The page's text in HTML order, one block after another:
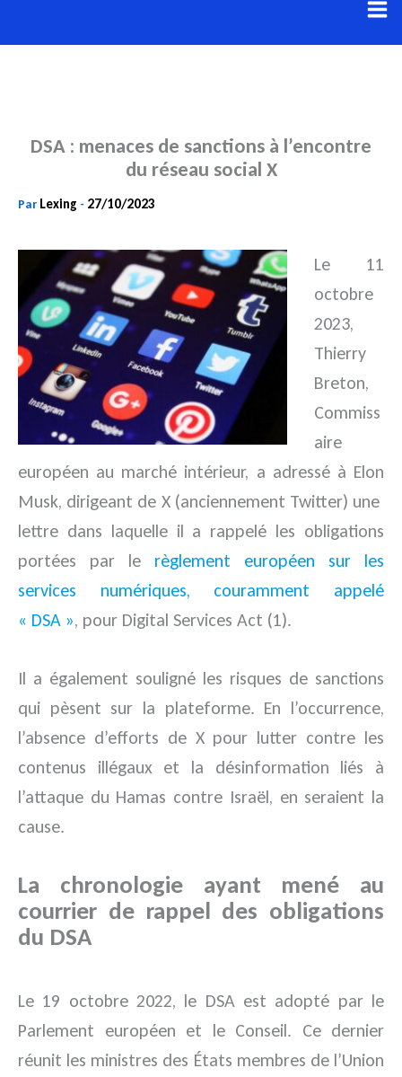
au
DSA : menaces de sanctions à l’encontre
du réseau social X
Par Lexing - 27/10/2023
Le 11
octobre
2023,
Thierry
Breton,
Commiss
aire
européen au marché intérieur, a adressé à Elon
Musk, dirigeant de X (anciennement Twitter) une
lettre dans laquelle il a rappelé les obligations
portées par le règlement européen sur les
services numériques, couramment appelé
« DSA », pour Digital Services Act (1).
Il a également souligné les risques de sanctions
qui pèsent sur la plateforme. En l’occurrence,
l’absence d’efforts de X pour lutter contre les
contenus illégaux et la désinformation liés à
l’attaque du Hamas contre Israël, en seraient la
cause.
La chronologie ayant mené au
courrier de rappel des obligations
du DSA
Le 19 octobre 2022, le DSA est adopté par le
Parlement européen et le Conseil. Ce dernier
réunit les ministres des États membres de l’Union